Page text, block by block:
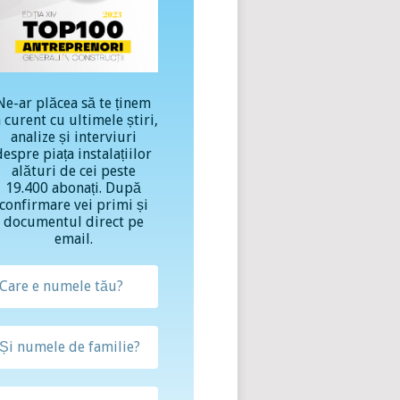
ar plăcea să te ținem
curent cu ultimele știri,
analize și interviuri
piața instalațiilor
alături de cei peste
19.400 abonați. După
vei primi și
documentul direct pe
email.